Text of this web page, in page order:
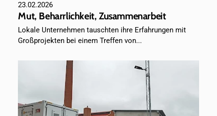
23.02.2026
Mut, Beharrlichkeit, Zusammenarbeit
Lokale Unternehmen tauschten ihre Erfahrungen mit
Großprojekten bei einem Treffen von...